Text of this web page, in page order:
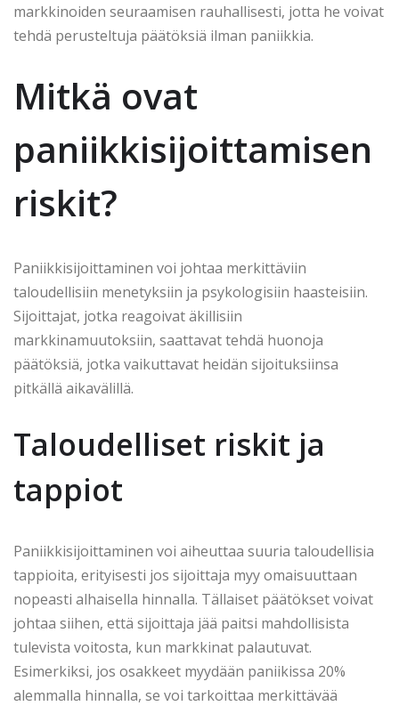
markkinoiden seuraamisen rauhallisesti, jotta he voivat
tehdä perusteltuja päätöksiä ilman paniikkia.
Mitkä ovat
paniikkisijoittamisen
riskit?
Paniikkisijoittaminen voi johtaa merkittäviin
taloudellisiin menetyksiin ja psykologisiin haasteisiin.
Sijoittajat, jotka reagoivat äkillisiin
markkinamuutoksiin, saattavat tehdä huonoja
päätöksiä, jotka vaikuttavat heidän sijoituksiinsa
pitkällä aikavälillä.
Taloudelliset riskit ja
tappiot
Paniikkisijoittaminen voi aiheuttaa suuria taloudellisia
tappioita, erityisesti jos sijoittaja myy omaisuuttaan
nopeasti alhaisella hinnalla. Tällaiset päätökset voivat
johtaa siihen, että sijoittaja jää paitsi mahdollisista
tulevista voitosta, kun markkinat palautuvat.
Esimerkiksi, jos osakkeet myydään paniikissa 20%
alemmalla hinnalla, se voi tarkoittaa merkittävää